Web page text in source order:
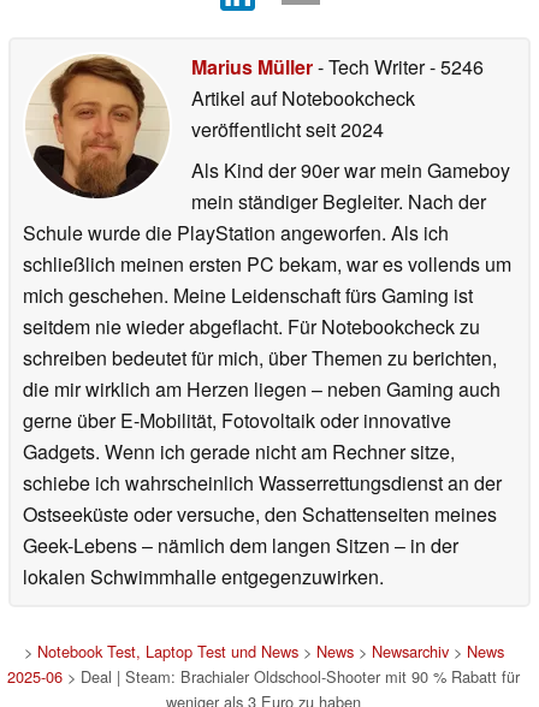
Marius Müller- Tech Writer- 5246
Artikel auf Notebookcheck
veröffentlichtseit 2024
Als Kind der 90er war mein Gameboy
mein ständiger Begleiter. Nach der
Schule wurde die PlayStation angeworfen. Als ich
schließlich meinen ersten PC bekam, war es vollends um
mich geschehen. Meine Leidenschaft fürs Gaming ist
seitdem nie wieder abgeflacht. Für Notebookcheck zu
schreiben bedeutet für mich, über Themen zu berichten,
die mir wirklich am Herzen liegen – neben Gaming auch
gerne über E-Mobilität, Fotovoltaik oder innovative
Gadgets. Wenn ich gerade nicht am Rechner sitze,
schiebe ich wahrscheinlich Wasserrettungsdienst an der
Ostseeküste oder versuche, den Schattenseiten meines
Geek-Lebens – nämlich dem langen Sitzen – in der
lokalen Schwimmhalle entgegenzuwirken.
> Notebook Test, Laptop Test und News> News> Newsarchiv> News
2025-06 > Deal | Steam: Brachialer Oldschool-Shooter mit 90 % Rabatt für
weniger als 3 Euro zu haben